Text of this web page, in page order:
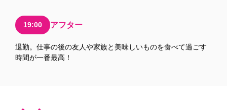
19:00 アフター
退勤。仕事の後の友人や家族と美味しいものを食べて過ごす
時間が一番最高！